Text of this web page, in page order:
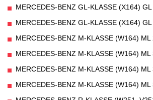
MERCEDES-BENZ GL-KLASSE (X164)
MERCEDES-BENZ GL-KLASSE (X164)
MERCEDES-BENZ M-KLASSE (W164)
MERCEDES-BENZ M-KLASSE (W164)
MERCEDES-BENZ M-KLASSE (W164)
MERCEDES-BENZ M-KLASSE (W164)